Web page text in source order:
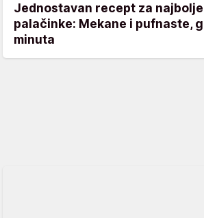
Jednostavan recept za
palačinke: Mekane i pufnaste,
minuta